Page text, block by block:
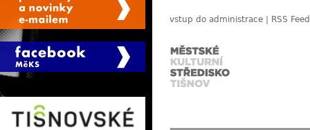
vstup do administrace RSS Feed